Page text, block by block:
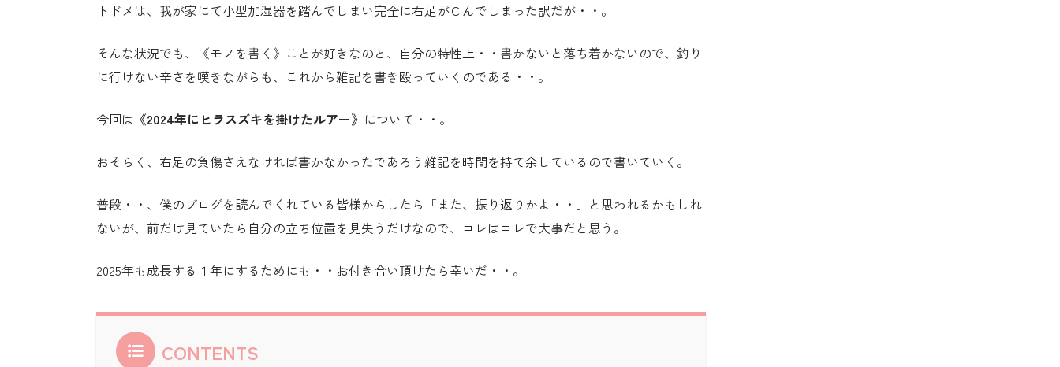
トドメは、我が家にて小型加湿器を踏んでしまい完全に右足がＣんでしまった訳だが・・。
そんな状況でも、《モノを書く》ことが好きなのと、自分の特性上・・書かないと落ち着かないので、釣り
に行けない辛さを嘆きながらも、これから雑記を書き殴っていくのである・・。
今回は 《2024年にヒラスズキを掛けたルアー》 について・・。
おそらく、右足の負傷さえなければ書かなかったであろう雑記を時間を持て余しているので書いていく。
普段・・、僕のブログを読んでくれている皆様からしたら「また、振り返りかよ・・」と思われるかもしれ
ないが、前だけ見ていたら自分の立ち位置を見失うだけなので、コレはコレで大事だと思う。
2025年も成長する１年にするためにも・・お付き合い頂けたら幸いだ・・。
CONTENTS